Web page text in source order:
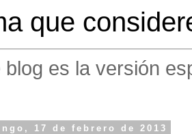
que
blog es la versión
17 de febrero de 2013